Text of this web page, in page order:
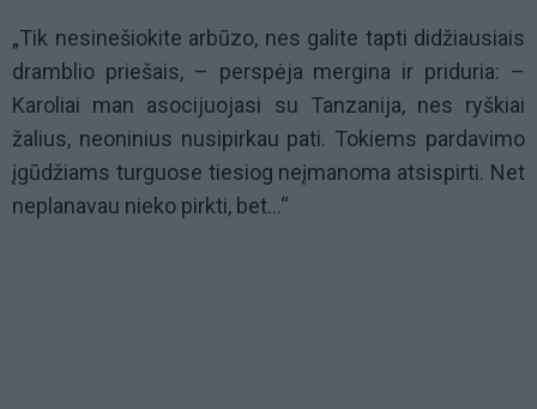
„Tik nesinešiokite arbūzo, nes galite tapti didžiausiais
dramblio priešais, – perspėja mergina ir priduria: –
Karoliai man asocijuojasi su Tanzanija, nes ryškiai
žalius, neoninius nusipirkau pati. Tokiems pardavimo
įgūdžiams turguose tiesiog neįmanoma atsispirti. Net
neplanavau nieko pirkti, bet…“